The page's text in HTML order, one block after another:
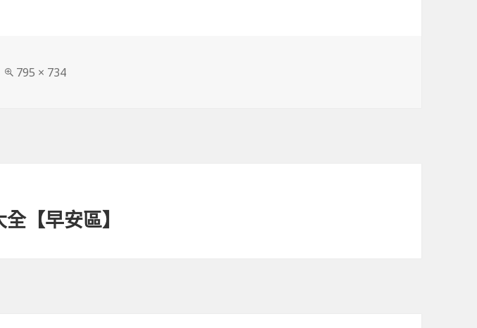
完
795 × 734
【早安區】